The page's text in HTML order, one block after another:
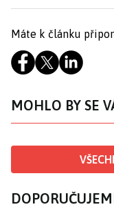
Máte k článku
MOHLO BY SE